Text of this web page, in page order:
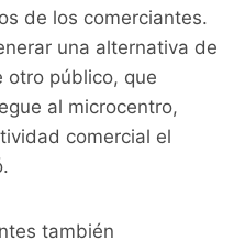
de los comerciantes.
una alternativa de
otro público, que
al microcentro,
comercial el
también